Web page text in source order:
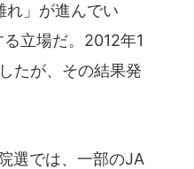
」が進んでい
立場だ。2012年1
たが、その結果発
選では、一部のJA